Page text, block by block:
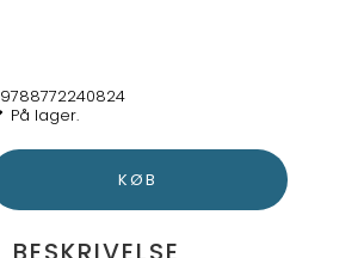
9788772240824
På lager.
KØB